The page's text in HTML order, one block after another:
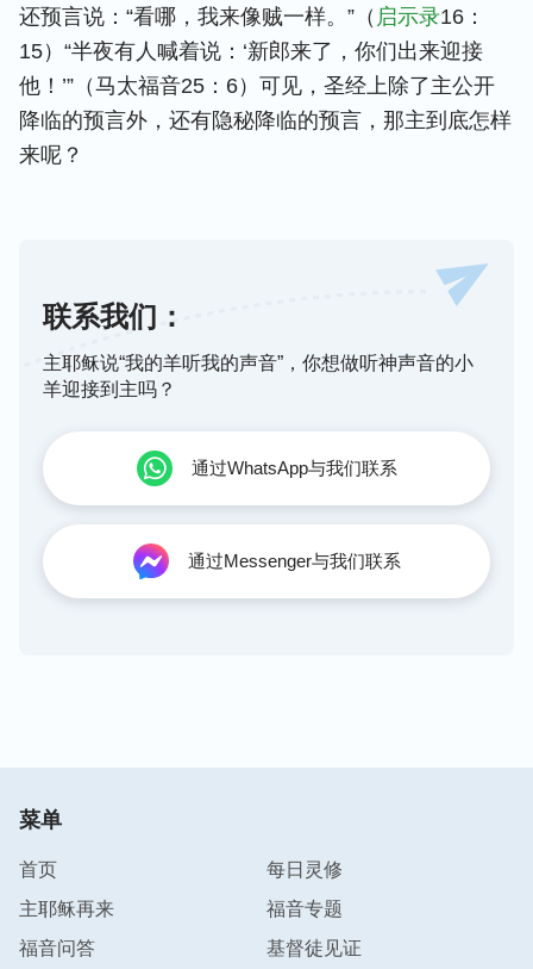
还预言说：“看哪，我来像贼一样。”（ 启示录16：
15）“半夜有人喊着说：‘新郎来了，你们出来迎接
他！’”（马太福音25：6）可见，圣经上除了主公开
降临的预言外，还有隐秘降临的预言，那主到底怎样
来呢？
联系我们：
主耶稣说“我的羊听我的声音”，你想做听神声音的小
羊迎接到主吗？
通过WhatsApp与我们联系
通过Messenger与我们联系
菜单
首页
每日灵修
主耶稣再来
福音专题
福音问答
基督徒见证